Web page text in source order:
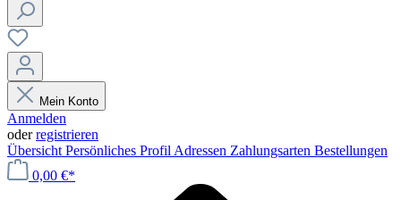
Mein Konto
Anmelden
oderregistrieren
Übersicht Persönliches Profil Adressen Zahlungsarten Bestellungen
0,00 €*